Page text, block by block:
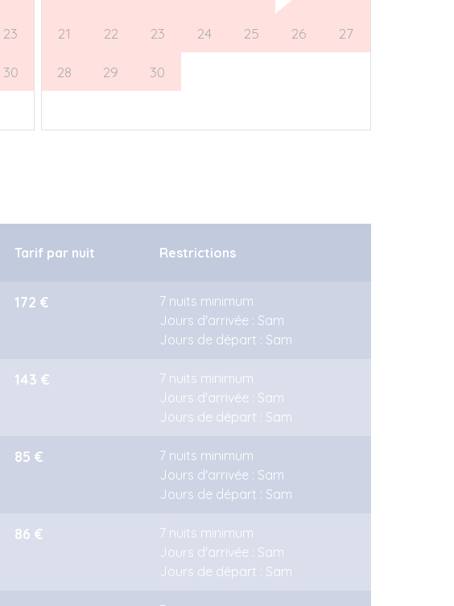
23
30
21 22 23 24 25 26 27
28 29 30
Tarif par nuit Restrictions
172 €
7 nuits minimum
Jours d'arrivée : Sam
Jours de départ : Sam
143 €
7 nuits minimum
Jours d'arrivée : Sam
Jours de départ : Sam
85 €
7 nuits minimum
Jours d'arrivée : Sam
Jours de départ : Sam
86 €
7 nuits minimum
Jours d'arrivée : Sam
Jours de départ : Sam